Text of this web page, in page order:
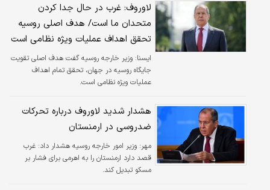
لاوروف: غرب در حال جدا کردن
متحدان ما است/ هدف اصلی روسیه
تحقق اهداف عملیات ویژه نظامی است
ایسنا: وزیر خارجه روسیه گفت هدف اصلی تقویت
جایگاه روسیه در جهان، تحقق تمام اهداف
عملیات ویژه نظامی است.
هشدار شدید لاوروف درباره تحرکات
ضدروسی در ارمنستان
مهر: وزیر امور خارجه روسیه هشدار داد: غرب
قصد دارد ارمنستان را به اهرمی برای فشار بر
مسکو تبدیل کند.